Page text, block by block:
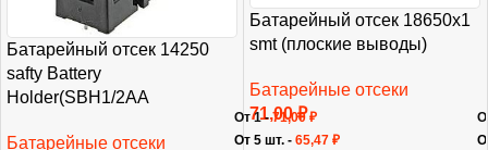
Батарейный отсек 14250
safty Battery
Holder(SBH1/2AA
Батарейные отсеки
Батарейный отсек 18650х1
smt (плоские выводы)
Батарейные отсеки
71,00₽
От 1 -71,00₽
От 5 шт. - 65,47 ₽